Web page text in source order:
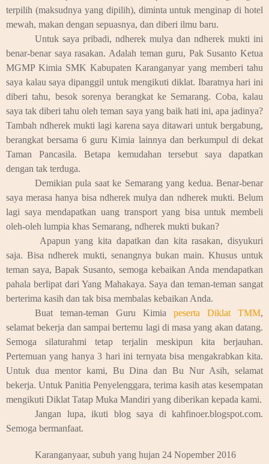
terpilih (maksudnya yang dipilih), diminta untuk menginap di hotel
mewah, makan dengan sepuasnya, dan diberi ilmu baru.
Untuk saya pribadi, ndherek mulya dan ndherek mukti ini
benar-benar saya rasakan. Adalah teman guru, Pak Susanto Ketua
MGMP Kimia SMK Kabupaten Karanganyar yang memberi tahu
saya kalau saya dipanggil untuk mengikuti diklat. Ibaratnya hari ini
diberi tahu, besok sorenya berangkat ke Semarang. Coba, kalau
saya tak diberi tahu oleh teman saya yang baik hati ini, apa jadinya?
Tambah ndherek mukti lagi karena saya ditawari untuk bergabung,
berangkat bersama 6 guru Kimia lainnya dan berkumpul di dekat
Taman Pancasila. Betapa kemudahan tersebut saya dapatkan
dengan tak terduga.
Demikian pula saat ke Semarang yang kedua. Benar-benar
saya merasa hanya bisa ndherek mulya dan ndherek mukti. Belum
lagi saya mendapatkan uang transport yang bisa untuk membeli
oleh-oleh lumpia khas Semarang, ndherek mukti bukan?
Apapun yang kita dapatkan dan kita rasakan, disyukuri
saja. Bisa ndherek mukti, senangnya bukan main. Khusus untuk
teman saya, Bapak Susanto, semoga kebaikan Anda mendapatkan
pahala berlipat dari Yang Mahakaya. Saya dan teman-teman sangat
berterima kasih dan tak bisa membalas kebaikan Anda.
Buat teman-teman Guru Kimia peserta Diklat TMM,
selamat bekerja dan sampai bertemu lagi di masa yang akan datang.
Semoga silaturahmi tetap terjalin meskipun kita berjauhan.
Pertemuan yang hanya 3 hari ini ternyata bisa mengakrabkan kita.
Untuk dua mentor kami, Bu Dina dan Bu Nur Asih, selamat
bekerja. Untuk Panitia Penyelenggara, terima kasih atas kesempatan
mengikuti Diklat Tatap Muka Mandiri yang diberikan kepada kami.
Jangan lupa, ikuti blog saya di kahfinoer.blogspot.com.
Semoga bermanfaat.
Karanganyaar, subuh yang hujan 24 Nopember 2016